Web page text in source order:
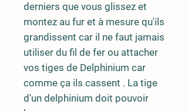
derniers que vous glissez et
montez au fur et à mesure qu'ils
grandissent car il ne faut jamais
utiliser du fil de fer ou attacher
vos tiges de Delphinium car
comme ça ils cassent . La tige
d'un delphinium doit pouvoir